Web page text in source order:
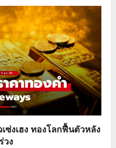
ซ่งเฮง ทองโลกฟื้นตัวหลัง
วง